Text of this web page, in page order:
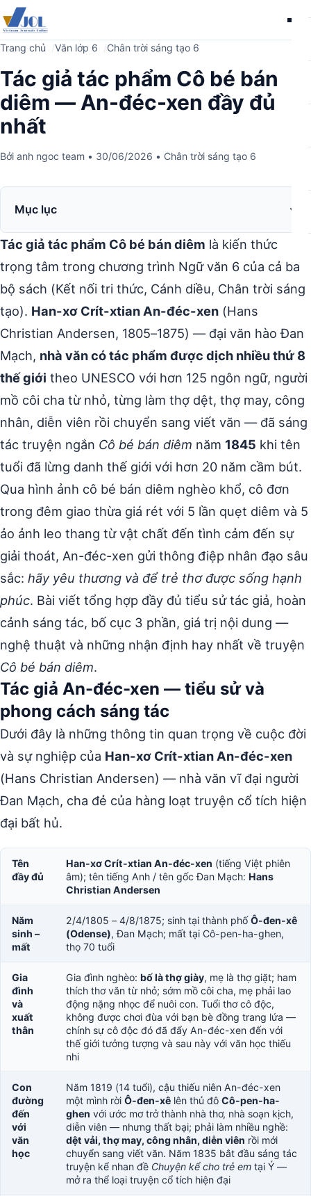
Trang chủ Văn lớp 6 Chân trời sáng tạo 6
Tác giả tác phẩm Cô bé bán
diêm — An-đéc-xen đầy đủ
nhất
Bởi anh ngoc team • 30/06/2026 • Chân trời sáng tạo 6
Mục lục
Tác giả tác phẩm Cô bé bán diêm là kiến thức
trọng tâm trong chương trình Ngữ văn 6 của cả ba
bộ sách (Kết nối tri thức, Cánh diều, Chân trời sáng
tạo). Han-xơ Crít-xtian An-đéc-xen (Hans
Christian Andersen, 1805–1875) — đại văn hào Đan
Mạch, nhà văn có tác phẩm được dịch nhiều thứ 8
thế giới theo UNESCO với hơn 125 ngôn ngữ, người
mồ côi cha từ nhỏ, từng làm thợ dệt, thợ may, công
nhân, diễn viên rồi chuyển sang viết văn — đã sáng
tác truyện ngắn Cô bé bán diêm năm 1845 khi tên
tuổi đã lừng danh thế giới với hơn 20 năm cầm bút.
Qua hình ảnh cô bé bán diêm nghèo khổ, cô đơn
trong đêm giao thừa giá rét với 5 lần quẹt diêm và 5
ảo ảnh leo thang từ vật chất đến tình cảm đến sự
giải thoát, An-đéc-xen gửi thông điệp nhân đạo sâu
sắc: hãy yêu thương và để trẻ thơ được sống hạnh
phúc. Bài viết tổng hợp đầy đủ tiểu sử tác giả, hoàn
cảnh sáng tác, bố cục 3 phần, giá trị nội dung —
nghệ thuật và những nhận định hay nhất về truyện
Cô bé bán diêm.
Tác giả An-đéc-xen — tiểu sử và
phong cách sáng tác
Dưới đây là những thông tin quan trọng về cuộc đời
và sự nghiệp của Han-xơ Crít-xtian An-đéc-xen
(Hans Christian Andersen) — nhà văn vĩ đại người
Đan Mạch, cha đẻ của hàng loạt truyện cổ tích hiện
đại bất hủ.
Tên
đầy đủ
Han-xơ Crít-xtian An-đéc-xen (tiếng Việt phiên
âm); tên tiếng Anh / tên gốc Đan Mạch: Hans
Christian Andersen
Năm
sinh –
mất
2/4/1805 – 4/8/1875; sinh tại thành phốÔ-đen-xê
(Odense), Đan Mạch; mất tại Cô-pen-ha-ghen,
thọ 70 tuổi
Gia
đình
và
xuất
thân
Gia đình nghèo: bố là thợ giày, mẹ là thợ giặt; ham
thích thơ văn từ nhỏ; sớm mồ côi cha, mẹ phải lao
động nặng nhọc để nuôi con. Tuổi thơ cô độc,
không được chơi đùa với bạn bè đồng trang lứa —
chính sự cô độc đó đã đẩy An-đéc-xen đến với
thế giới tưởng tượng và sau này với văn học thiếu
nhi
Con
đường
đến
với
văn
học
Năm 1819 (14 tuổi), cậu thiếu niên An-đéc-xen
một mình rời Ô-đen-xê lên thủ đô Cô-pen-ha-
ghen với ước mơ trở thành nhà thơ, nhà soạn kịch,
diễn viên — nhưng thất bại; phải làm nhiều nghề:
dệt vải, thợ may, công nhân, diễn viên rồi mới
chuyển sang viết văn. Năm 1835 bắt đầu sáng tác
truyện kể nhan đề Chuyện kể cho trẻ em tại Ý —
mở ra thể loại truyện cổ tích hiện đại